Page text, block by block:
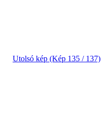
Utolsó kép (Kép 135 / 137)